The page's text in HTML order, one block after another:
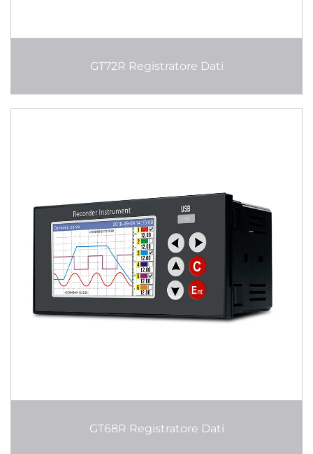
GT72R Registratore Dati
GT68R Registratore Dati